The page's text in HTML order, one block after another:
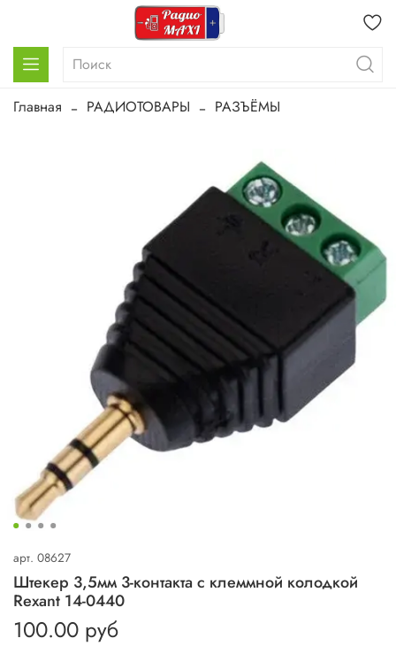
Главная РАДИОТОВАРЫ РАЗЪЁМЫ
арт. 08627
Штекер 3,5мм 3-контакта с клеммной колодкой
Rexant 14-0440
100.00 руб